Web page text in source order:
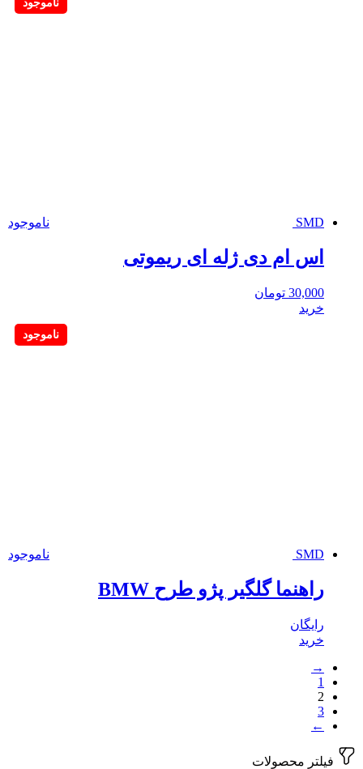
SMD ناموجود
اس ام دی ژله ای ریموتی
30,000 تومان
خرید
SMD ناموجود
راهنما گلگیر پژو طرح BMW
رایگان
خرید
→
1
2
3
←
فیلتر محصولات